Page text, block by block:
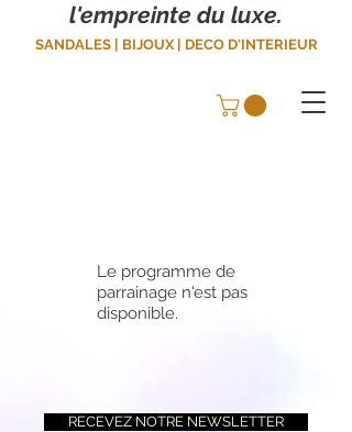
l'empreinte du luxe.
SANDALES | BIJOUX | DECO D'INTERIEUR
Le programme de
parrainage n'est pas
disponible.
RECEVEZ NOTRE NEWSLETTER